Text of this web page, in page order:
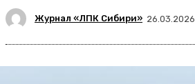
Журнал «ЛПК Сибири» 26.03.2026